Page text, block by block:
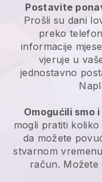
Postavite
Prošli su dani
preko
informacije
vjeruje u
jednostavno
Omogućili smo
mogli pratiti
da možete
stvarnom
račun. Možete